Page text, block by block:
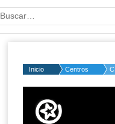
Palabra o frase:
Inicio Centros
50%